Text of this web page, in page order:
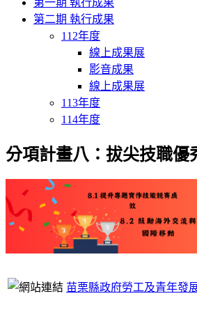
第二期 執行成果
112年度
線上成果展
影音成果
線上成果展
113年度
114年度
分項計畫八：拔尖技職優
苗栗縣政府勞工及青年發